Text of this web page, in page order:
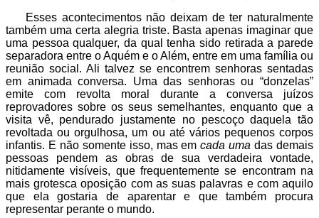
Esses acontecimentos não deixam de ter naturalmente
também uma certa alegria triste. Basta apenas imaginar que
uma pessoa qualquer, da qual tenha sido retirada a parede
separadora entre o Aquém e o Além, entre em uma família ou
reunião social. Ali talvez se encontrem senhoras sentadas
em animada conversa. Uma das senhoras ou “donzelas”
emite com revolta moral durante a conversa juízos
reprovadores sobre os seus semelhantes, enquanto que a
visita vê, pendurado justamente no pescoço daquela tão
revoltada ou orgulhosa, um ou até vários pequenos corpos
infantis. E não somente isso, mas emcada umadas demais
pessoas pendem as obras de sua verdadeira vontade,
nitidamente visíveis, que frequentemente se encontram na
mais grotesca oposição com as suas palavras e com aquilo
que ela gostaria de aparentar e que também procura
representar perante o mundo.